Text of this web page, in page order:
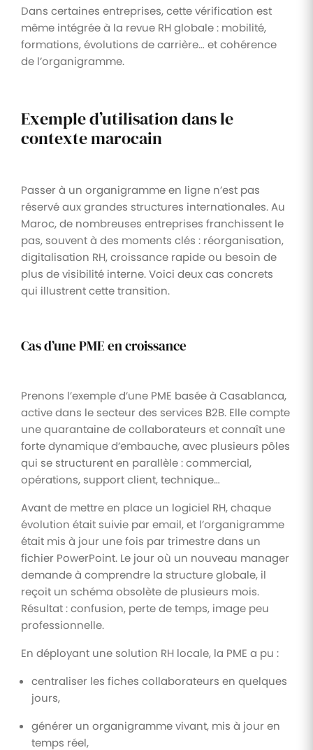
Dans certaines entreprises, cette vérification est
même intégrée à la revue RH globale : mobilité,
formations, évolutions de carrière… et cohérence
de l’organigramme.
Exemple d’utilisation dans le
contexte marocain
Passer à un organigramme en ligne n’est pas
réservé aux grandes structures internationales. Au
Maroc, de nombreuses entreprises franchissent le
pas, souvent à des moments clés : réorganisation,
digitalisation RH, croissance rapide ou besoin de
plus de visibilité interne. Voici deux cas concrets
qui illustrent cette transition.
Cas d’une PME en croissance
Prenons l’exemple d’une PME basée à Casablanca,
active dans le secteur des services B2B. Elle compte
une quarantaine de collaborateurs et connaît une
forte dynamique d’embauche, avec plusieurs pôles
qui se structurent en parallèle : commercial,
opérations, support client, technique…
Avant de mettre en place un logiciel RH, chaque
évolution était suivie par email, et l’organigramme
était mis à jour une fois par trimestre dans un
fichier PowerPoint. Le jour où un nouveau manager
demande à comprendre la structure globale, il
reçoit un schéma obsolète de plusieurs mois.
Résultat : confusion, perte de temps, image peu
professionnelle.
En déployant une solution RH locale, la PME a pu :
centraliser les fiches collaborateurs en quelques
jours,
générer un organigramme vivant, mis à jour en
temps réel,